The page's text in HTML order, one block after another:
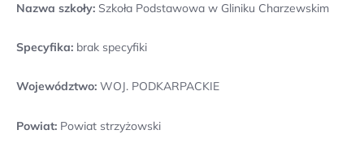
Nazwa szkoły: Szkoła Podstawowa w Gliniku Charzewskim
Specyfika: brak specyfiki
Województwo: WOJ. PODKARPACKIE
Powiat: Powiat strzyżowski